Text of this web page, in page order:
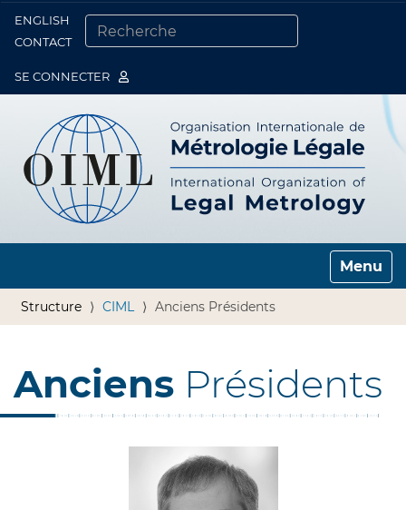
ENGLISH
CONTACT
SE CONNECTER
Toggle
Structure CIML Anciens Présidents
Anciens Présidents